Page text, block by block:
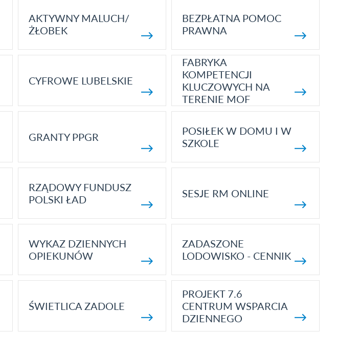
AKTYWNY MALUCH/
ŻŁOBEK
BEZPŁATNA POMOC
PRAWNA
CYFROWE LUBELSKIE
FABRYKA
KOMPETENCJI
KLUCZOWYCH NA
TERENIE MOF
GRANTY PPGR
POSIŁEK W DOMU I W
SZKOLE
RZĄDOWY FUNDUSZ
POLSKI ŁAD
SESJE RM ONLINE
WYKAZ DZIENNYCH
OPIEKUNÓW
ZADASZONE
LODOWISKO - CENNIK
ŚWIETLICA ZADOLE
PROJEKT 7.6
CENTRUM WSPARCIA
DZIENNEGO